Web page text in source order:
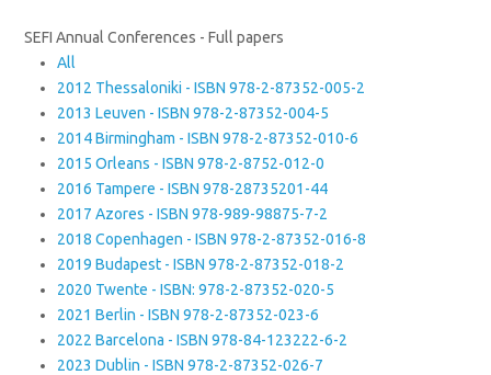
SEFI Annual Conferences - Full papers
All
2012 Thessaloniki - ISBN 978-2-87352-005-2
2013 Leuven - ISBN 978-2-87352-004-5
2014 Birmingham - ISBN 978-2-87352-010-6
2015 Orleans - ISBN 978-2-8752-012-0
2016 Tampere - ISBN 978-28735201-44
2017 Azores - ISBN 978-989-98875-7-2
2018 Copenhagen - ISBN 978-2-87352-016-8
2019 Budapest - ISBN 978-2-87352-018-2
2020 Twente - ISBN: 978-2-87352-020-5
2021 Berlin - ISBN 978-2-87352-023-6
2022 Barcelona - ISBN 978-84-123222-6-2
2023 Dublin - ISBN 978-2-87352-026-7